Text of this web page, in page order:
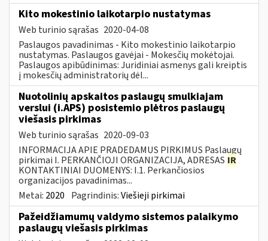
Kito mokestinio laikotarpio nustatymas
Web turinio sąrašas 2020-04-08
Paslaugos pavadinimas - Kito mokestinio laikotarpio
nustatymas. Paslaugos gavėjai - Mokesčių mokėtojai.
Paslaugos apibūdinimas: Juridiniai asmenys gali kreiptis
į mokesčių administratorių dėl...
Nuotolinių apskaitos paslaugų smulkiajam
verslui (i.APS) posistemio plėtros paslaugų
viešasis pirkimas
Web turinio sąrašas 2020-09-03
INFORMACIJA APIE PRADEDAMUS PIRKIMUS Paslaugų
pirkimai I. PERKANČIOJI ORGANIZACIJA, ADRESAS IR
KONTAKTINIAI DUOMENYS: I.1. Perkančiosios
organizacijos pavadinimas...
Metai: 2020 Pagrindinis:Viešieji pirkimai
Pažeidžiamumų valdymo sistemos palaikymo
paslaugų viešasis pirkimas